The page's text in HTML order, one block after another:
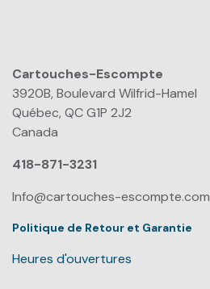
Cartouches-Escompte
3920B, Boulevard Wilfrid-Hamel
Québec, QC G1P 2J2
Canada
418-871-3231
Info@cartouches-escompte.com
Politique de Retour et Garantie
Heures d'ouvertures